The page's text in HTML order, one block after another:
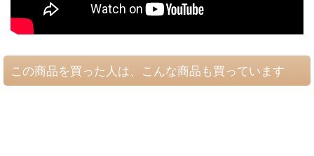
この商品を買った人は、こんな商品も買っています